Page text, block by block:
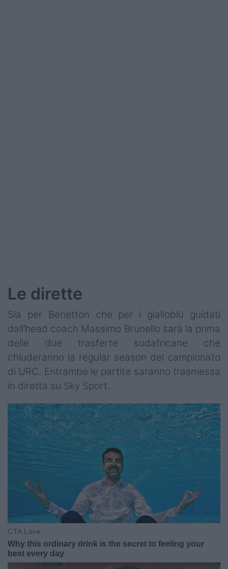
Le dirette
Sia per Benetton che per i gialloblù guidati
dall’head coach Massimo Brunello sarà la prima
delle due trasferte sudafricane che
chiuderanno la regular season del campionato
di URC. Entrambe le partite saranno trasmessa
in diretta su Sky Sport.